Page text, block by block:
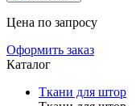
Цена по запросу
Оформить заказ
Каталог
Ткани для штор